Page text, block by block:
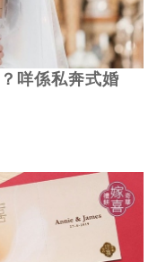
咩係私奔式婚